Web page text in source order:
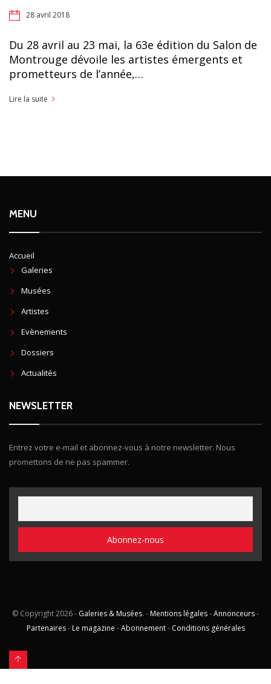
28 avril 2018
Du 28 avril au 23 mai, la 63e édition du Salon de
Montrouge dévoile les artistes émergents et
prometteurs de l’année,…
Lire la suite
MENU
Accueil
Galeries
Musées
Artistes
Evènements
Dossiers
Actualités
NEWSLETTER
Entrez votre e-mail et abonnez-vous à notre newsletter. Nous
promettons de ne pas spammer.
© Copyright2026 - Galeries & Musées. - Mentions légales-Annonceurs-
Partenaires- Le magazine -Abonnement- Conditions générales